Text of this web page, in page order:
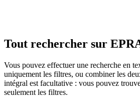
Tout rechercher sur
Vous pouvez effectuer une recherche en
uniquement les filtres, ou combiner les
intégral est facultative : vous pouvez
seulement les filtres.